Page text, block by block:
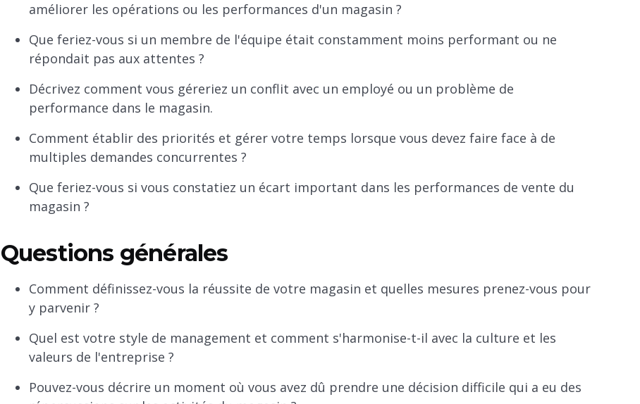
améliorer les opérations ou les performances d'un magasin ?
Que feriez-vous si un membre de l'équipe était constamment moins performant ou ne
répondait pas aux attentes ?
Décrivez comment vous géreriez un conflit avec un employé ou un problème de
performance dans le magasin.
Comment établir des priorités et gérer votre temps lorsque vous devez faire face à de
multiples demandes concurrentes ?
Que feriez-vous si vous constatiez un écart important dans les performances de vente du
magasin ?
Questions générales
Comment définissez-vous la réussite de votre magasin et quelles mesures prenez-vous pour
y parvenir ?
Quel est votre style de management et comment s'harmonise-t-il avec la culture et les
valeurs de l'entreprise ?
Pouvez-vous décrire un moment où vous avez dû prendre une décision difficile qui a eu des